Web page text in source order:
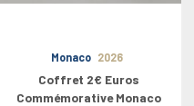
Monaco 2026
Coffret 2€ Euros
Commémorative Monaco